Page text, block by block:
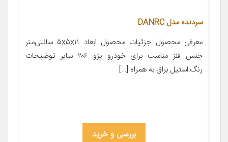
سردنده مدل DANRC
معرفی محصول جزئیات محصول ابعاد ۵x۵x۱۱ سانتی‌متر
جنس فلز مناسب برای خودرو پژو ۲۰۶ سایر توضیحات
رنگ:استیل براق به همراه […]
بررسی و خرید